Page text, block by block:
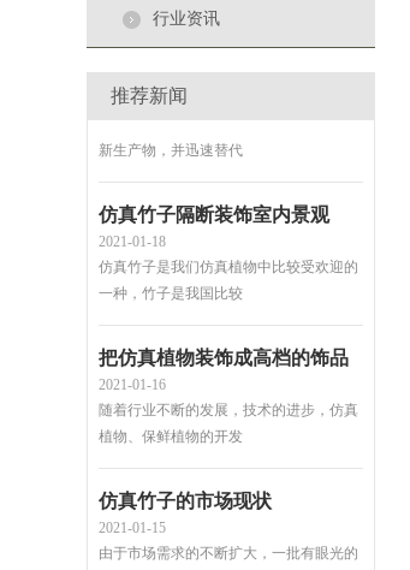
行业资讯
推荐新闻
购买仿真植物的四大理由
2021-01-19
现在仿真植物作为一种园林艺术时尚的
2021-01-18
仿真竹子是我们仿真植物中比较受欢迎的
一种，竹子是我国比较
2021-01-16
随着行业不断的发展，技术的进步，仿真
植物、保鲜植物的开发
2021-01-15
由于市场需求的不断扩大，一批有眼光的
商人涉入本行业，开始